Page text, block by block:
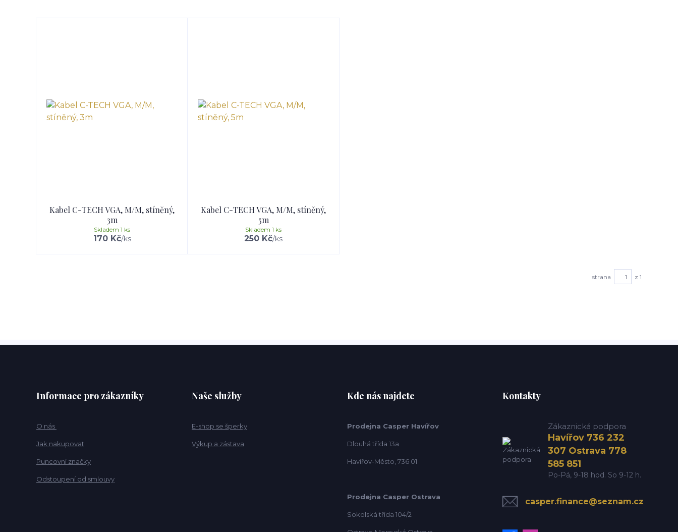
Kabel C-TECH VGA, M/M, stíněný,
3m
170 Kč/ks
Skladem 1 ks
Kabel C-TECH VGA, M/M, stíněný,
5m
250 Kč/ks
Skladem 1 ks
strana z 1
Informace pro zákazníky
O nás
Jak nakupovat
Puncovní značky
Odstoupení od smlouvy
Naše služby
E-shop se šperky
Výkup a zástava
Kde nás najdete
Prodejna Casper Havířov
Dlouhá třída 13a
Havířov-Město, 736 01
Prodejna Casper Ostrava
Sokolská třída 104/2
Kontakty
Zákaznická podpora
Havířov 736 232
307 Ostrava 778
585 851
Po-Pá, 9-18 hod. So 9-12 h.
casper.finance@seznam.cz